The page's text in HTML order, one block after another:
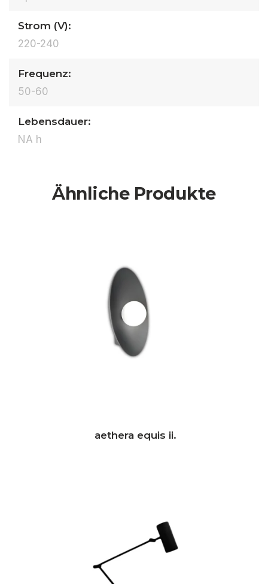
Strom (V):
220-240
Frequenz:
50-60
Lebensdauer:
NA h
Ähnliche Produkte
aethera equis ii.